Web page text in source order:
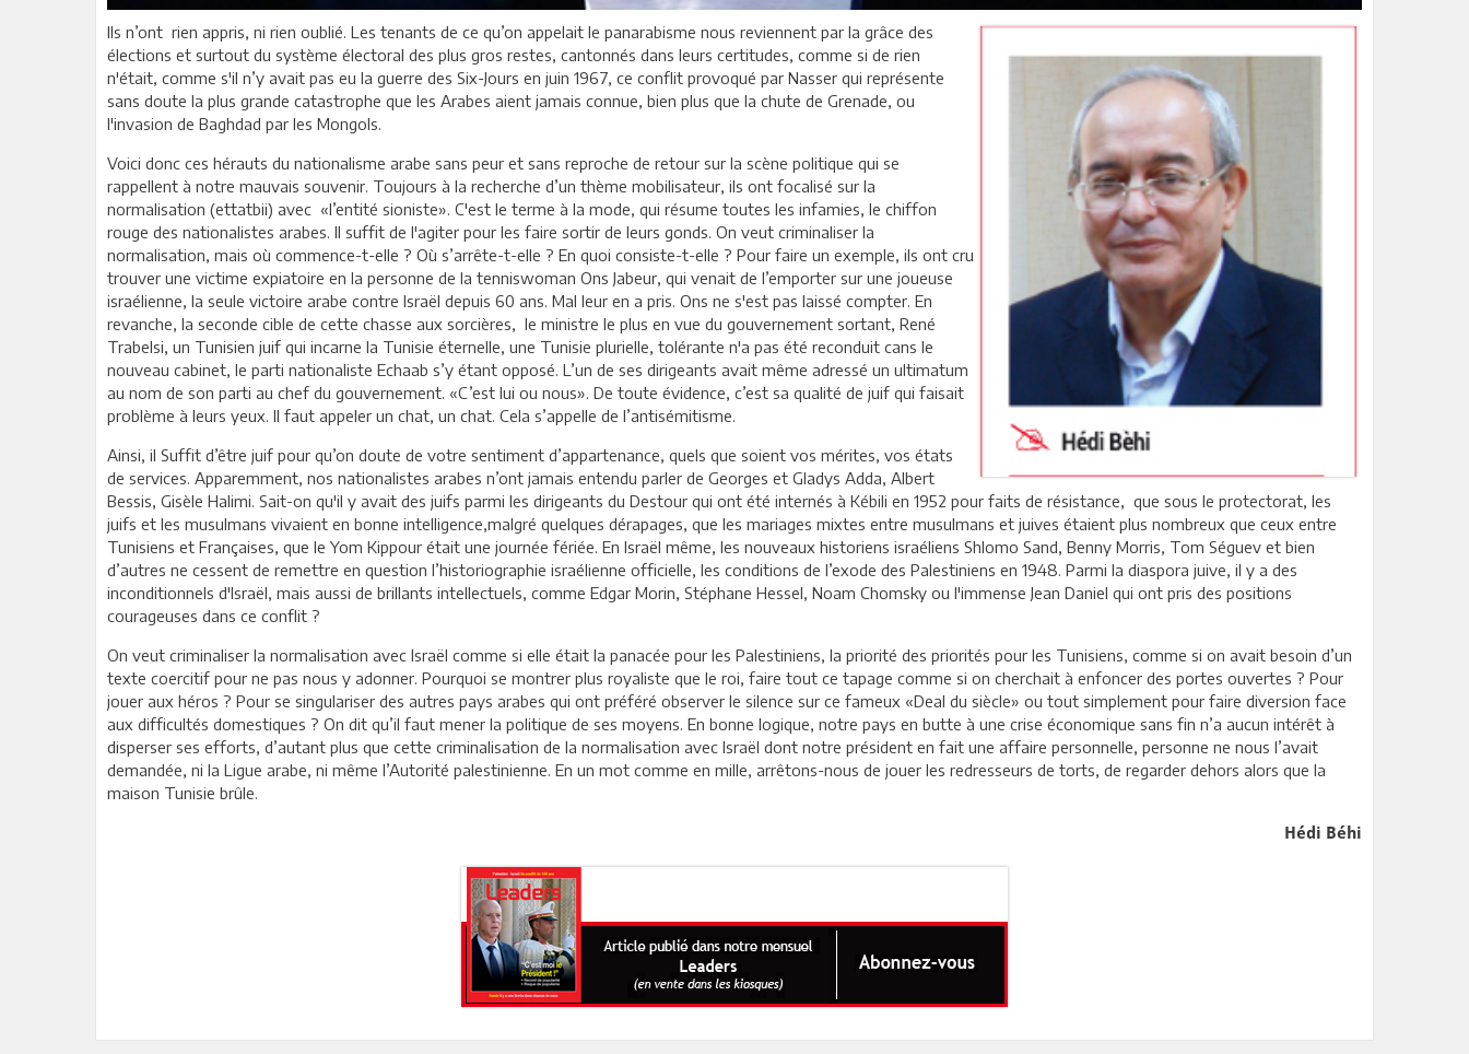
Ils n’ont rien appris, ni rien oublié. Les tenants de ce qu’on appelait le panarabisme nous reviennent par la grâce des
élections et surtout du système électoral des plus gros restes, cantonnés dans leurs certitudes, comme si de rien
n'était, comme s'il n’y avait pas eu la guerre des Six-Jours en juin 1967, ce conflit provoqué par Nasser qui représente
sans doute la plus grande catastrophe que les Arabes aient jamais connue, bien plus que la chute de Grenade, ou
l'invasion de Baghdad par les Mongols.
Voici donc ces hérauts du nationalisme arabe sans peur et sans reproche de retour sur la scène politique qui se
rappellent à notre mauvais souvenir. Toujours à la recherche d’un thème mobilisateur, ils ont focalisé sur la
normalisation (ettatbii) avec «l’entité sioniste». C'est le terme à la mode, qui résume toutes les infamies, le chiffon
rouge des nationalistes arabes. Il suffit de l'agiter pour les faire sortir de leurs gonds. On veut criminaliser la
normalisation, mais où commence-t-elle ? Où s’arrête-t-elle ? En quoi consiste-t-elle ? Pour faire un exemple, ils ont cru
trouver une victime expiatoire en la personne de la tenniswoman Ons Jabeur, qui venait de l’emporter sur une joueuse
israélienne, la seule victoire arabe contre Israël depuis 60 ans. Mal leur en a pris. Ons ne s'est pas laissé compter. En
revanche, la seconde cible de cette chasse aux sorcières, le ministre le plus en vue du gouvernement sortant, René
Trabelsi, un Tunisien juif qui incarne la Tunisie éternelle, une Tunisie plurielle, tolérante n'a pas été reconduit cans le
nouveau cabinet, le parti nationaliste Echaab s’y étant opposé. L’un de ses dirigeants avait même adressé un ultimatum
au nom de son parti au chef du gouvernement. «C’est lui ou nous». De toute évidence, c’est sa qualité de juif qui faisait
problème à leurs yeux. Il faut appeler un chat, un chat. Cela s’appelle de l’antisémitisme.
Ainsi, il Suffit d’être juif pour qu’on doute de votre sentiment d’appartenance, quels que soient vos mérites, vos états
de services. Apparemment, nos nationalistes arabes n’ont jamais entendu parler de Georges et Gladys Adda, Albert
Bessis, Gisèle Halimi. Sait-on qu'il y avait des juifs parmi les dirigeants du Destour qui ont été internés à Kébili en 1952 pour faits de résistance, que sous le protectorat, les
juifs et les musulmans vivaient en bonne intelligence,malgré quelques dérapages, que les mariages mixtes entre musulmans et juives étaient plus nombreux que ceux entre
Tunisiens et Françaises, que le Yom Kippour était une journée fériée. En Israël même, les nouveaux historiens israéliens Shlomo Sand, Benny Morris, Tom Séguev et bien
d’autres ne cessent de remettre en question l’historiographie israélienne officielle, les conditions de l’exode des Palestiniens en 1948. Parmi la diaspora juive, il y a des
inconditionnels d'Israël, mais aussi de brillants intellectuels, comme Edgar Morin, Stéphane Hessel, Noam Chomsky ou l'immense Jean Daniel qui ont pris des positions
courageuses dans ce conflit ?
On veut criminaliser la normalisation avec Israël comme si elle était la panacée pour les Palestiniens, la priorité des priorités pour les Tunisiens, comme si on avait besoin d’un
texte coercitif pour ne pas nous y adonner. Pourquoi se montrer plus royaliste que le roi, faire tout ce tapage comme si on cherchait à enfoncer des portes ouvertes ? Pour
jouer aux héros ? Pour se singulariser des autres pays arabes qui ont préféré observer le silence sur ce fameux «Deal du siècle» ou tout simplement pour faire diversion face
aux difficultés domestiques ? On dit qu’il faut mener la politique de ses moyens. En bonne logique, notre pays en butte à une crise économique sans fin n’a aucun intérêt à
disperser ses efforts, d’autant plus que cette criminalisation de la normalisation avec Israël dont notre président en fait une affaire personnelle, personne ne nous l’avait
demandée, ni la Ligue arabe, ni même l’Autorité palestinienne. En un mot comme en mille, arrêtons-nous de jouer les redresseurs de torts, de regarder dehors alors que la
maison Tunisie brûle.
Hédi Béhi